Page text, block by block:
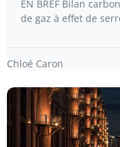
EN BREF Bilan
de gaz à effet de
Chloé Caron